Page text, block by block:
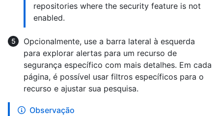
repositories where the security feature is not
enabled.
Opcionalmente, use a barra lateral à esquerda
para explorar alertas para um recurso de
segurança específico com mais detalhes. Em cada
página, é possível usar filtros específicos para o
recurso e ajustar sua pesquisa.
Observação